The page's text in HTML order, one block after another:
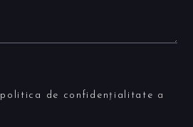
politica de confidențialitate a